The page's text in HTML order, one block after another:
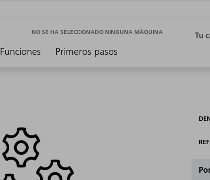
Funciones Primeros pasos
NO SE HA SELECCIONADO NINGUNA MÁQUINA